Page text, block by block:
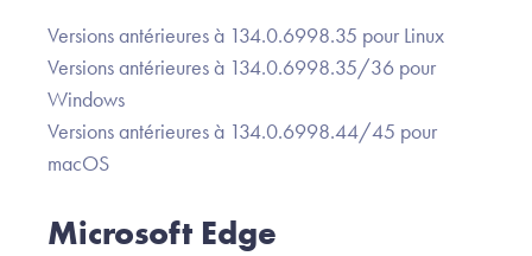
Versions antérieures à 134.0.6998.35 pour Linux
Versions antérieures à 134.0.6998.35/36 pour
Windows
Versions antérieures à 134.0.6998.44/45 pour
macOS
Microsoft Edge